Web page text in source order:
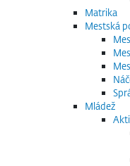
Matrika
Mestská
Mládež